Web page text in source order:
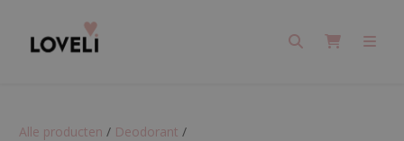
SearchCart
Alle producten / Deodorant /